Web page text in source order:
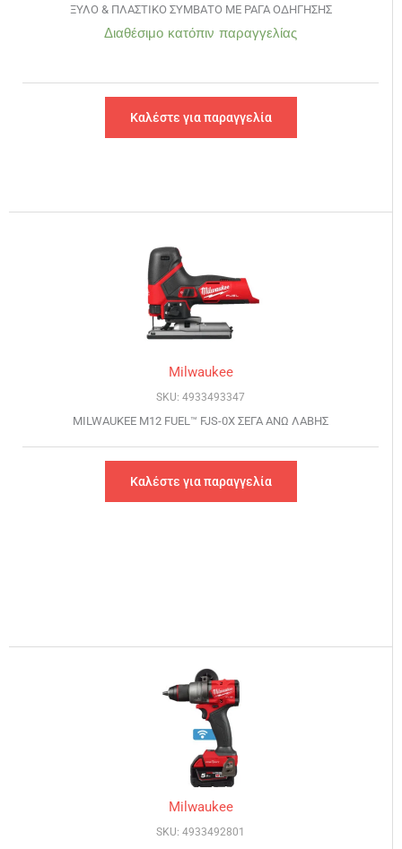
ΞΥΛΟ & ΠΛΑΣΤΙΚΟ ΣΥΜΒΑΤΟ ΜΕ ΡΑΓΑ ΟΔΗΓΗΣΗΣ
Διαθέσιμο κατόπιν παραγγελίας
Καλέστε για παραγγελία
Milwaukee
SKU: 4933493347
MILWAUKEE M12 FUEL™ FJS-0X ΣΕΓΑ ΑΝΩ ΛΑΒΗΣ
Καλέστε για παραγγελία
Milwaukee
SKU: 4933492801